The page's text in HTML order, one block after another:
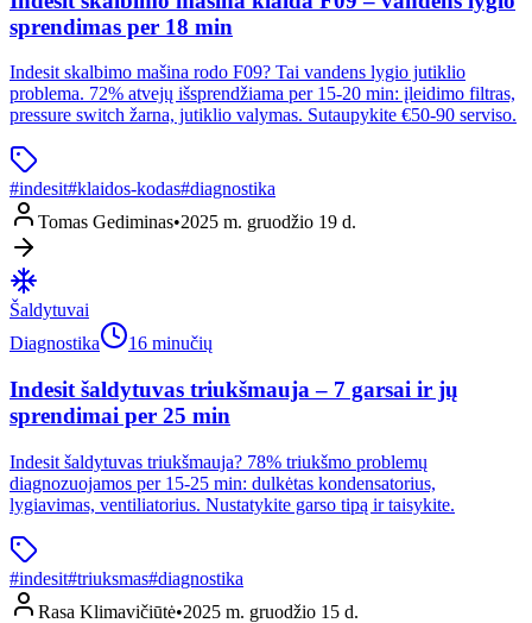
sprendimas per 18 min
Indesit skalbimo mašina rodo F09? Tai vandens lygio jutiklio
problema. 72% atvejų išsprendžiama per 15-20 min: įleidimo filtras,
pressure switch žarna, jutiklio valymas. Sutaupykite €50-90 serviso.
#indesit#klaidos-kodas#diagnostika
Tomas Gediminas•2025 m. gruodžio 19 d.
Šaldytuvai
Diagnostika
16 minučių
Indesit šaldytuvas triukšmauja – 7 garsai ir jų
sprendimai per 25 min
Indesit šaldytuvas triukšmauja? 78% triukšmo problemų
diagnozuojamos per 15-25 min: dulkėtas kondensatorius,
lygiavimas, ventiliatorius. Nustatykite garso tipą ir taisykite.
#indesit#triuksmas#diagnostika
Rasa Klimavičiūtė•2025 m. gruodžio 15 d.